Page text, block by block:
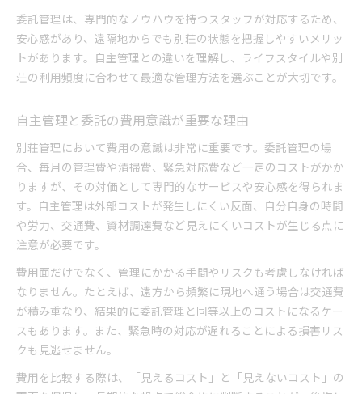
別荘管理会社選びの注意点と失敗例紹介
セカンドハウス管理に必要な知識と確認点
別荘管理費用を左右する仕組みを知る
管理別荘地の費用構造を徹底的に分析
セカンドハウス管理費の内訳を詳しく紹介
別荘地管理費はなぜ変動するのか理由を解説
効果的な別荘運用のコツと実践法を紹介
別荘管理の効率化につながる習慣作りとは
自主管理でも快適に保つための実践ポイント
セカンドハウス管理を成功させる工夫を紹介
費用を抑える別荘管理の運用アイデア集
別荘管理体制ごとの成功例と失敗例から学ぶ
委託管理は、専門的なノウハウを持つスタッフが対応するため、
安心感があり、遠隔地からでも別荘の状態を把握しやすいメリッ
トがあります。自主管理との違いを理解し、ライフスタイルや別
荘の利用頻度に合わせて最適な管理方法を選ぶことが大切です。
自主管理と委託の費用意識が重要な理由
別荘管理において費用の意識は非常に重要です。委託管理の場
合、毎月の管理費や清掃費、緊急対応費など一定のコストがかか
りますが、その対価として専門的なサービスや安心感を得られま
す。自主管理は外部コストが発生しにくい反面、自分自身の時間
や労力、交通費、資材調達費など見えにくいコストが生じる点に
注意が必要です。
費用面だけでなく、管理にかかる手間やリスクも考慮しなければ
なりません。たとえば、遠方から頻繁に現地へ通う場合は交通費
が積み重なり、結果的に委託管理と同等以上のコストになるケー
スもあります。また、緊急時の対応が遅れることによる損害リス
クも見逃せません。
費用を比較する際は、「見えるコスト」と「見えないコスト」の